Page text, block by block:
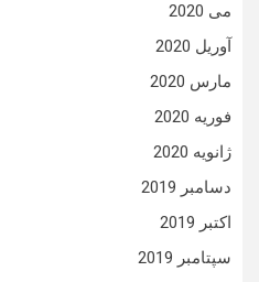
می 2020
آوریل 2020
مارس 2020
فوریه 2020
ژانویه 2020
دسامبر 2019
اکتبر 2019
سپتامبر 2019